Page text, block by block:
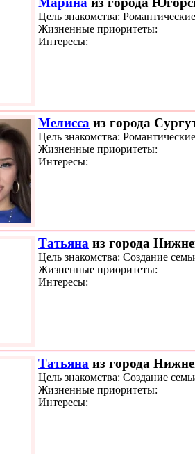
Цель знакомства:
Жизненные приоритеты:
Интересы:
Мелисса из города
Цель знакомства:
Жизненные приоритеты:
Интересы:
Татьяна из города
Цель знакомства: Создание
Жизненные приоритеты:
Интересы:
Татьяна из города
Цель знакомства: Создание
Жизненные приоритеты:
Интересы: